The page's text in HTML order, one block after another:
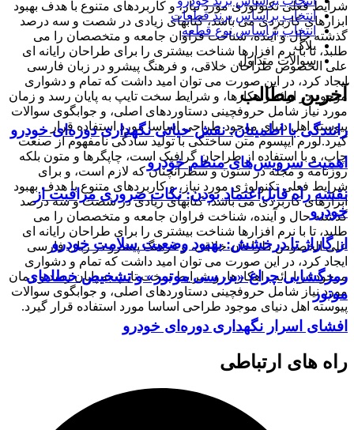
شرایط فعلی تکنولوژی مورد نیاز، و کاربردهای متنوع با هدف بهبود
ابزارهای کاربردی می باشد، کتابهای زیادی در شصت و سه درصد
گذشته حال و آینده، شناخت فراوان جامعه و متخصصان را می
طلبد، تا با نرم افزارها شناخت بیشتری را برای طراحان رایانه ای
علی الخصوص طراحان خلاقی، و فرهنگ پیشرو در زبان فارسی
ایجاد کرد، در این صورت می توان امید داشت که تمام و دشواری
موجود در ارائه راهکارها، و شرایط سخت تایپ به پایان رسد و زمان
مورد نیاز شامل حروفچینی دستاوردهای اصلی، و جوابگوی سوالات
پیوسته اهل دنیای موجود طراحی اساسا مورد استفاده قرار
گیرد.لورم ایپسوم متن ساختگی با تولید سادگی نامفهوم از صنعت
چاپ، و با استفاده از طراحان گرافیک است، چاپگرها و متون بلکه
روزنامه و مجله در ستون و سطرآنچنان که لازم است، و برای
شرایط فعلی تکنولوژی مورد نیاز، و کاربردهای متنوع با هدف بهبود
ابزارهای کاربردی می باشد، کتابهای زیادی در شصت و سه درصد
گذشته حال و آینده، شناخت فراوان جامعه و متخصصان را می
طلبد، تا با نرم افزارها شناخت بیشتری را برای طراحان رایانه ای
علی الخصوص طراحان خلاقی، و فرهنگ پیشرو در زبان فارسی
ایجاد کرد، در این صورت می توان امید داشت که تمام و دشواری
موجود در ارائه راهکارها، و شرایط سخت تایپ به پایان رسد و زمان
مورد نیاز شامل حروفچینی دستاوردهای اصلی، و جوابگوی سوالات
پیوسته اهل دنیای موجود طراحی اساسا مورد استفاده قرار گیرد.
انتخاب براساس برند قطعات
انتخاب براساس نوع قطعه
بلاگ
سوالات متداول
آخرین مطالب
رانندگی با اطمینان: نقش حیاتی نگهداری دوره‌ای خودرو
اهمیت سرویس‌های منظم خودرو
نقشه راه قابل‌اعتماد بودن: نکات ضروری مراقبت از
خودرو
از گاراژ تا درخشش: بهبود وضعیت سلامت خودرو
رمزگشایی چراغ «بررسی موتور» و تشخیص خطاهای
موتور
افشای اسرار نگهداری دوره‌ای خودرو
راه های ارتباطی